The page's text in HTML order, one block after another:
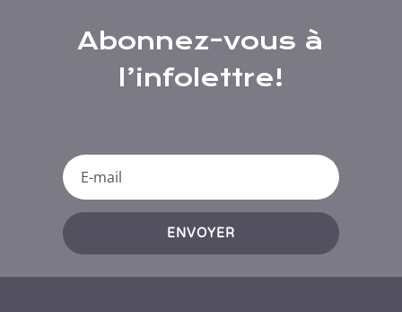
Abonnez-vous à
l’infolettre!
ENVOYER